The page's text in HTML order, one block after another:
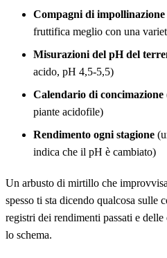
Compagni di impollinazione
fruttifica meglio con una
Misurazioni del pH del
acido, pH 4,5-5,5)
Calendario di concimazione
piante acidofile)
Rendimento ogni stagione
indica che il pH è cambiato)
Un arbusto di mirtillo che
spesso ti sta dicendo qualcosa sulle
registri dei rendimenti passati e
lo schema.